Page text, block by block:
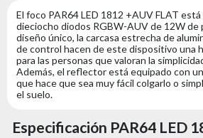
El foco PAR64 LED 1812 +AUV FLAT
dieciocho diodos RGBW-AUV de 12W de
diseño único, la carcasa estrecha de
de control hacen de este dispositivo una
para las personas que valoran la
Además, el reflector está equipado con
que hace que sea muy fácil colgarlo o
el suelo.
Especificación PAR64 LED